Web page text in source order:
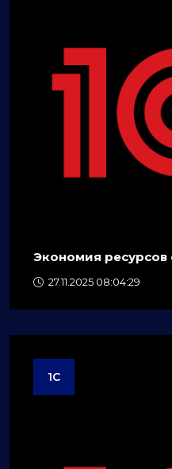
Экономия ресурсов
27.11.2025 08:04:29
1C